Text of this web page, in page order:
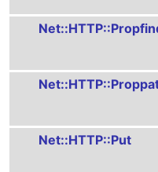
Net::HTTP::Put